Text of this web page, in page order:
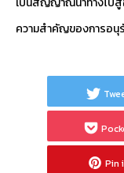
ความสำคัญของการอ
Pin